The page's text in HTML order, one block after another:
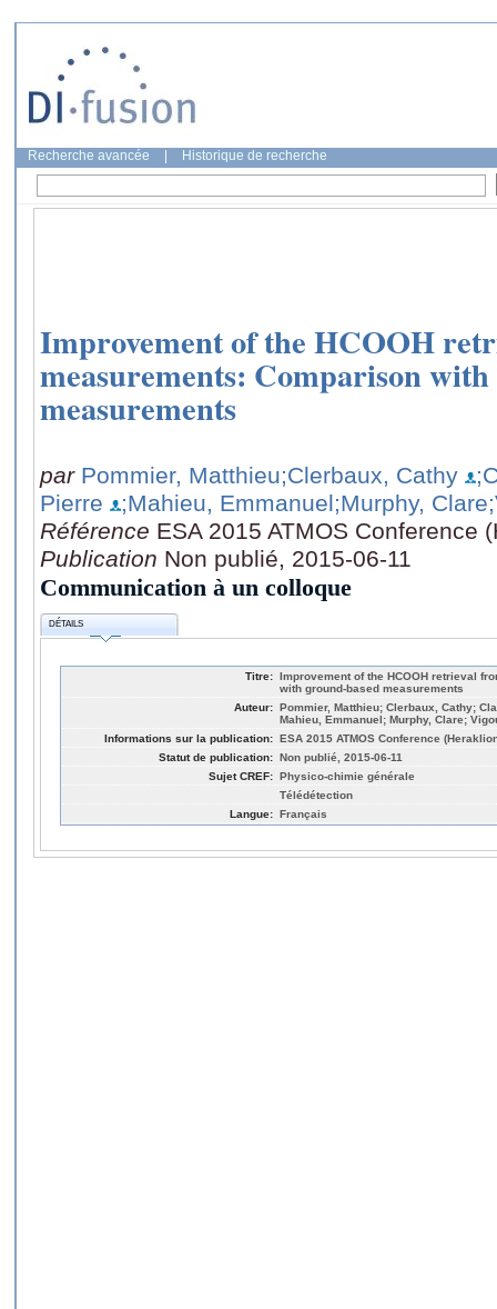
Recherche avancée Historique de recherche
Improvement of the HCOOH
measurements: Comparison
measurements
par Pommier, Matthieu;Clerbaux, Cathy
Pierre
;Mahieu, Emmanuel;Murphy, Clare
Référence ESA 2015 ATMOS Conference
Publication Non publié, 2015-06-11
Communication à un colloque
DÉTAILS
Titre: Improvement of the HCOOH retrieval
with ground-based measurements
Auteur: Pommier, Matthieu; Clerbaux, Cathy;
Mahieu, Emmanuel; Murphy, Clare;
Informations sur la publication: ESA 2015 ATMOS Conference
Statut de publication: Non publié, 2015-06-11
Sujet CREF: Physico-chimie générale
Télédétection
Langue: Français